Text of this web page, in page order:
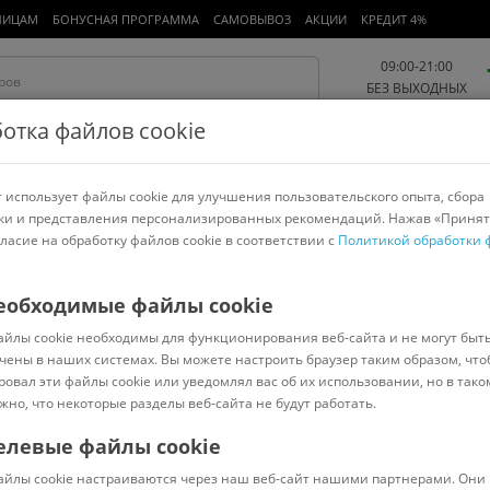
БОНУСНАЯ ПРОГРАММА САМОВЫВОЗ АКЦИИ КРЕДИТ 4%
09:00-21:00
БЕЗ ВЫХОДНЫХ
Работа и офис Авто и мото Детям и мамам Красота и
спорт
Код: 1246781
файлов cookie
файлы cookie для улучшения пользовательского опыта, сбора
и представления персонализированных рекомендаций. Нажав
на обработку файлов cookie в соответствии с Политикой обработки
файлы cookie
cookie необходимы для функционирования веб-сайта и не могут
в наших системах. Вы можете настроить браузер таким образом,
эти файлы cookie или уведомлял вас об их использовании, но в
что некоторые разделы веб-сайта не будут работать.
файлы cookie
cookie настраиваются через наш веб-сайт нашими партнерами. Они